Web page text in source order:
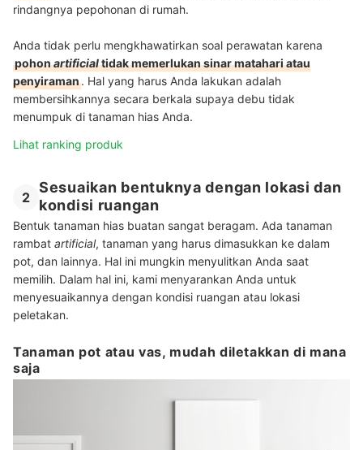
rindangnya pepohonan di rumah.
Anda tidak perlu mengkhawatirkan soal perawatan karena
pohonartificialtidak memerlukan sinar matahari atau
penyiraman. Hal yang harus Anda lakukan adalah
membersihkannya secara berkala supaya debu tidak
menumpuk di tanaman hias Anda.
Lihat ranking produk
2
Sesuaikan bentuknya dengan lokasi dan
kondisi ruangan
Bentuk tanaman hias buatan sangat beragam. Ada tanaman
rambat artificial, tanaman yang harus dimasukkan ke dalam
pot, dan lainnya. Hal ini mungkin menyulitkan Anda saat
memilih. Dalam hal ini, kami menyarankan Anda untuk
menyesuaikannya dengan kondisi ruangan atau lokasi
peletakan.
Tanaman pot atau vas, mudah diletakkan di mana
saja